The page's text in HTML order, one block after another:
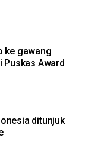
ke gawang
Puskas Award
ditunjuk